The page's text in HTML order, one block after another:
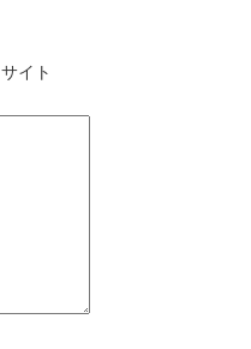
サイト